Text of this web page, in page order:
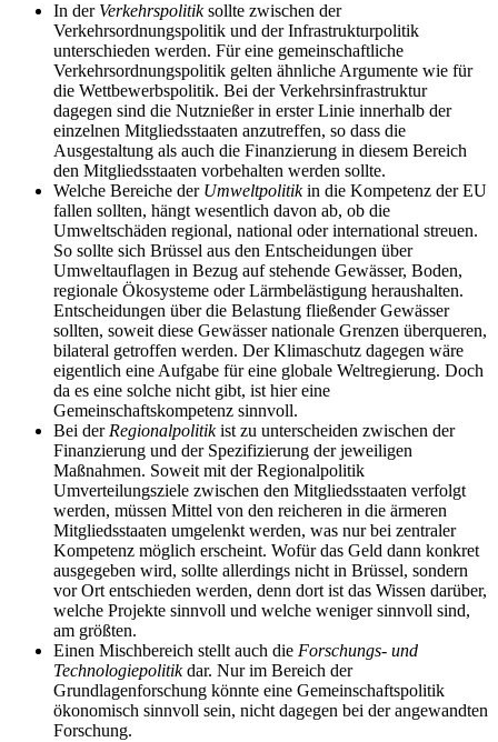
In der Verkehrspolitiksollte zwischen der
Verkehrsordnungspolitik und der Infrastrukturpolitik
unterschieden werden. Für eine gemeinschaftliche
Verkehrsordnungspolitik gelten ähnliche Argumente wie für
die Wettbewerbspolitik. Bei der Verkehrsinfrastruktur
dagegen sind die Nutznießer in erster Linie innerhalb der
einzelnen Mitgliedsstaaten anzutreffen, so dass die
Ausgestaltung als auch die Finanzierung in diesem Bereich
den Mitgliedsstaaten vorbehalten werden sollte.
Welche Bereiche der Umweltpolitikin die Kompetenz der EU
fallen sollten, hängt wesentlich davon ab, ob die
Umweltschäden regional, national oder international streuen.
So sollte sich Brüssel aus den Entscheidungen über
Umweltauflagen in Bezug auf stehende Gewässer, Boden,
regionale Ökosysteme oder Lärmbelästigung heraushalten.
Entscheidungen über die Belastung fließender Gewässer
sollten, soweit diese Gewässer nationale Grenzen überqueren,
bilateral getroffen werden. Der Klimaschutz dagegen wäre
eigentlich eine Aufgabe für eine globale Weltregierung. Doch
da es eine solche nicht gibt, ist hier eine
Gemeinschaftskompetenz sinnvoll.
Bei der Regionalpolitikist zu unterscheiden zwischen der
Finanzierung und der Spezifizierung der jeweiligen
Maßnahmen. Soweit mit der Regionalpolitik
Umverteilungsziele zwischen den Mitgliedsstaaten verfolgt
werden, müssen Mittel von den reicheren in die ärmeren
Mitgliedsstaaten umgelenkt werden, was nur bei zentraler
Kompetenz möglich erscheint. Wofür das Geld dann konkret
ausgegeben wird, sollte allerdings nicht in Brüssel, sondern
vor Ort entschieden werden, denn dort ist das Wissen darüber,
welche Projekte sinnvoll und welche weniger sinnvoll sind,
am größten.
Einen Mischbereich stellt auch die Forschungs- und
Technologiepolitikdar. Nur im Bereich der
Grundlagenforschung könnte eine Gemeinschaftspolitik
ökonomisch sinnvoll sein, nicht dagegen bei der angewandten
Forschung.